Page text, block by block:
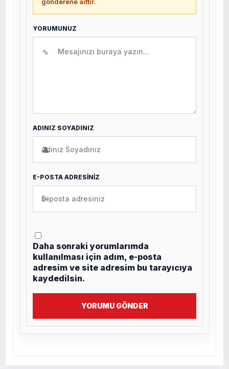
YORUMUNUZ
✎
ADINIZ SOYADINIZ
👤
E-POSTA ADRESİNİZ
✉
Daha sonraki yorumlarımda
kullanılması için adım, e-posta
adresim ve site adresim bu tarayıcıya
kaydedilsin.
YORUMU GÖNDER